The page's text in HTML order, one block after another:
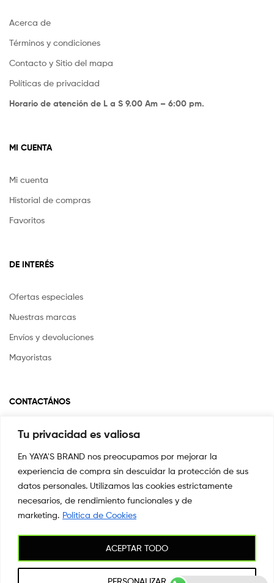
Tu privacidad es valiosa
En YAYA'S BRAND nos preocupamos por mejorar la
experiencia de compra sin descuidar la protección de sus
datos personales. Utilizamos las cookies estrictamente
necesarios, de rendimiento funcionales y de
marketing. Politica de Cookies
PERSONALIZAR
ACEPTAR TODO
Acerca de
Términos y condiciones
Contacto y Sitio del mapa
Políticas de privacidad
Horario de atención de L a S 9.00 Am – 6:00 pm.
MI CUENTA
Mi cuenta
Historial de compras
Favoritos
DE INTERÉS
Ofertas especiales
Nuestras marcas
Envíos y devoluciones
Mayoristas
CONTACTÁNOS
Si tienes alguna pregunta o inquietud escríbenos a
CARRERA 8 # 14-45 SAN PEDRO
CALI, COLOMBIA
+57 3044553869
Copyright © 2026YAYA'S BRAND. All Rights Reserved.